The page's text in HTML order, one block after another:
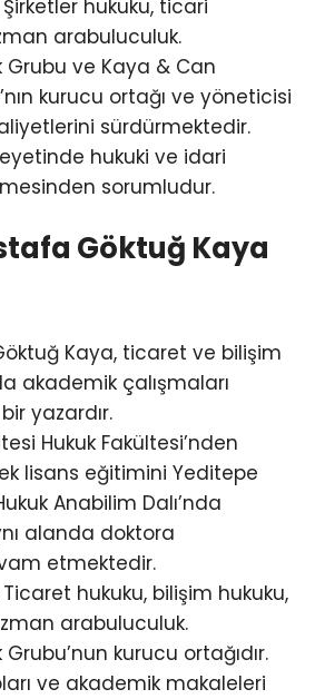
Şirketler hukuku, ticari
arabuluculuk.
Grubu ve Kaya & Can
kurucu ortağı ve yöneticisi
sürdürmektedir.
hukuki ve idari
sorumludur.
Göktuğ Kaya
Kaya, ticaret ve bilişim
akademik çalışmaları
yazardır.
Hukuk Fakültesi’nden
lisans eğitimini Yeditepe
Anabilim Dalı’nda
alanda doktora
etmektedir.
Ticaret hukuku, bilişim hukuku,
arabuluculuk.
Grubu’nun kurucu ortağıdır.
ve akademik makaleleri